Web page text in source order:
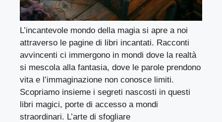
L’incantevole mondo della magia si apre a noi
attraverso le pagine di libri incantati. Racconti
avvincenti ci immergono in mondi dove la realtà
si mescola alla fantasia, dove le parole prendono
vita e l’immaginazione non conosce limiti.
Scopriamo insieme i segreti nascosti in questi
libri magici, porte di accesso a mondi
straordinari. L’arte di sfogliare